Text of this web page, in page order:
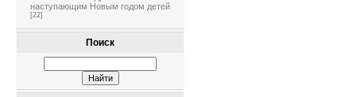
наступающим Новым годом детей
[22]
Поиск